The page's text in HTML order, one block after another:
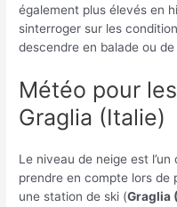
également plus élevés en
sinterroger sur les
descendre en balade ou
Météo pour
Graglia (Italie)
Le niveau de neige est
prendre en compte lors de
une station de ski (Graglia